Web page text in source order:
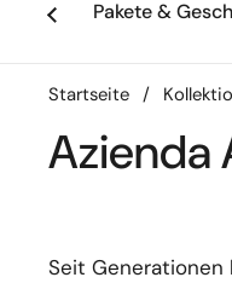
Pakete &
Startseite /
Azienda
Seit Generationen